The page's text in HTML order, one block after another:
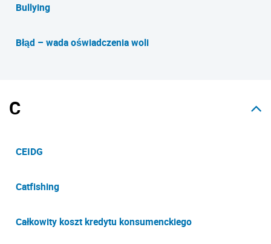
Bullying
Błąd – wada oświadczenia woli
C
CEIDG
Catfishing
Całkowity koszt kredytu konsumenckiego